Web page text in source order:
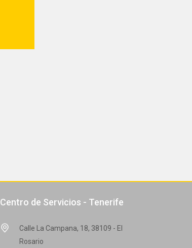
Centro de Servicios - Tenerife
Calle La Campana, 18, 38109 - El
Rosario